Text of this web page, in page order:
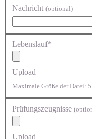
Nachricht (optional)
Lebenslauf*
Upload
Maximale Größe der Datei:
Prüfungszeugnisse
Upload